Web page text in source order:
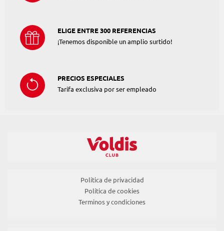
ELIGE ENTRE 300 REFERENCIAS
¡Tenemos disponible un amplio surtido!
PRECIOS ESPECIALES
Tarifa exclusiva por ser empleado
Política de privacidad
Política de cookies
Terminos y condiciones